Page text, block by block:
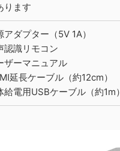
ります
アダプター（5V 1A）
認識リモコン
ザーマニュアル
延長ケーブル（約12cm）
給電用USBケーブル（約1m）